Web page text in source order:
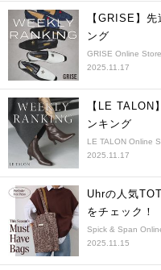
【GRISE】
ング
GRISE Online Store
2025.11.17
【LE TALON
ンキング
LE TALON Online
2025.11.17
Uhrの人気
をチェック！
Spick & Span
2025.11.15